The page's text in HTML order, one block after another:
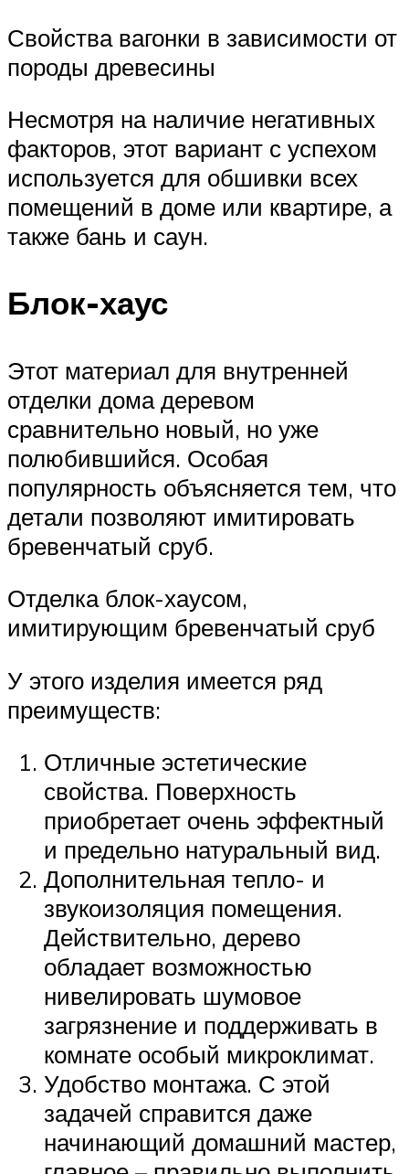
Свойства вагонки в зависимости от
породы древесины
Несмотря на наличие негативных
факторов, этот вариант с успехом
используется для обшивки всех
помещений в доме или квартире, а
также бань и саун.
Блок-хаус
Этот материал для внутренней
отделки дома деревом
сравнительно новый, но уже
полюбившийся. Особая
популярность объясняется тем, что
детали позволяют имитировать
бревенчатый сруб.
Отделка блок-хаусом,
имитирующим бревенчатый сруб
У этого изделия имеется ряд
преимуществ:
Отличные эстетические
свойства. Поверхность
приобретает очень эффектный
и предельно натуральный вид.
Дополнительная тепло- и
звукоизоляция помещения.
Действительно, дерево
обладает возможностью
нивелировать шумовое
загрязнение и поддерживать в
комнате особый микроклимат.
Удобство монтажа. С этой
задачей справится даже
начинающий домашний мастер,